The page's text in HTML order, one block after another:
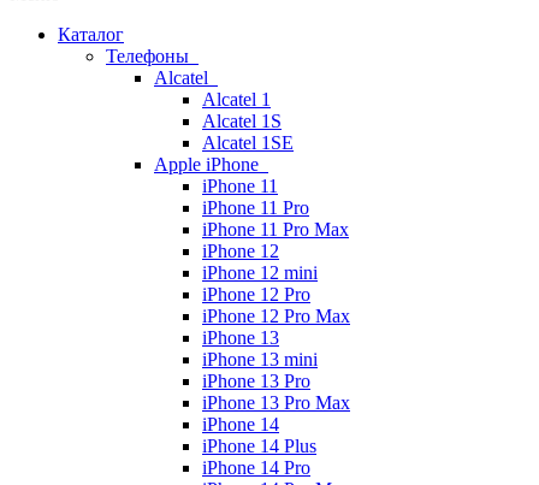
Каталог
Телефоны
Alcatel
Alcatel 1
Alcatel 1S
Alcatel 1SE
Apple iPhone
iPhone 11
iPhone 11 Pro
iPhone 11 Pro Max
iPhone 12
iPhone 12 mini
iPhone 12 Pro
iPhone 12 Pro Max
iPhone 13
iPhone 13 mini
iPhone 13 Pro
iPhone 13 Pro Max
iPhone 14
iPhone 14 Plus
iPhone 14 Pro